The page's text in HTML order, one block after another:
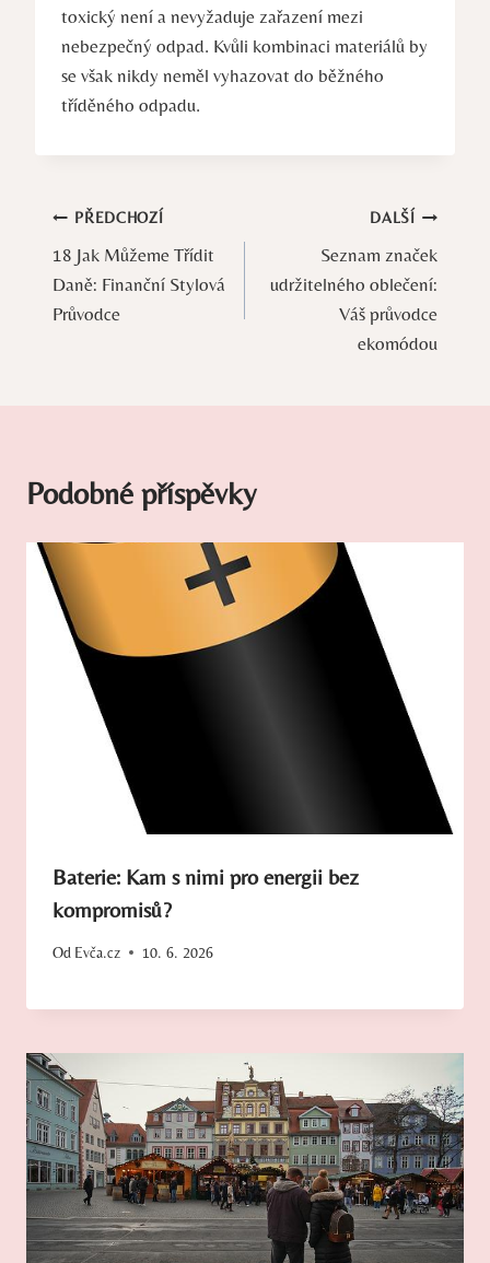
toxický není a nevyžaduje zařazení mezi
nebezpečný odpad. Kvůli kombinaci materiálů by
se však nikdy neměl vyhazovat do běžného
tříděného odpadu.
Navigace
pro
příspěvek
PŘEDCHOZÍ
18 Jak Můžeme Třídit
Daně: Finanční Stylová
Průvodce
DALŠÍ
Seznam značek
udržitelného oblečení:
Váš průvodce
ekomódou
Podobné příspěvky
Baterie: Kam s nimi pro energii bez
kompromisů?
Od Evča.cz 10. 6. 2026